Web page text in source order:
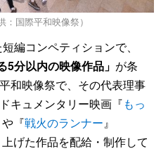
国際平和映像祭）
編コンペティションで、
5分以内の映像作品」 が条
和映像祭で、その代表理事
キュメンタリー映画『もっ
『戦火のランナー』
げた作品を配給・制作して